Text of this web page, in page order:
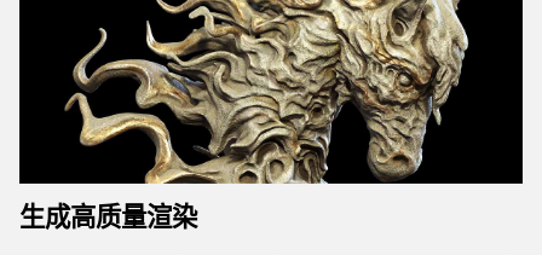
生成高质量渲染